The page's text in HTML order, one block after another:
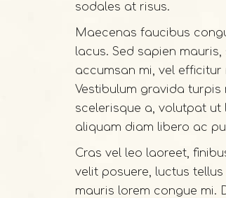
sodales at risus.
Maecenas faucibus
lacus. Sed sapien
accumsan mi, vel
Vestibulum gravida
scelerisque a, volutpat ut
aliquam diam libero ac
Cras vel leo laoreet,
velit posuere, luctus
mauris lorem congue mi.